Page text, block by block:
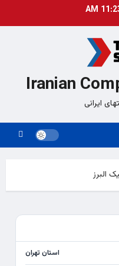
Iranian
ایرانی
البرز
استان تهران